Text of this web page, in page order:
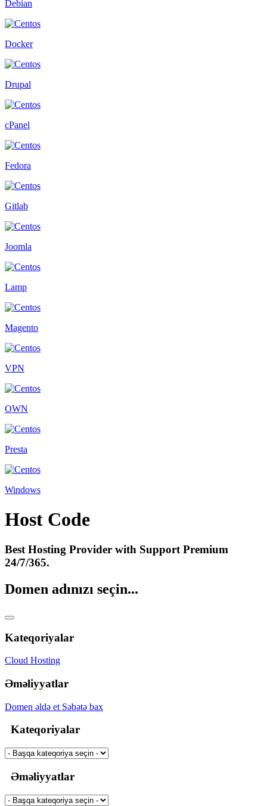
Debian
Docker
Drupal
cPanel
Fedora
Gitlab
Joomla
Lamp
Magento
VPN
OWN
Presta
Windows
Host Code
Best Hosting Provider with Support Premium
24/7/365.
Domen adınızı seçin...
Kateqoriyalar
Cloud Hosting
Əməliyyatlar
Domen əldə et Səbətə bax
Kateqoriyalar
Əməliyyatlar